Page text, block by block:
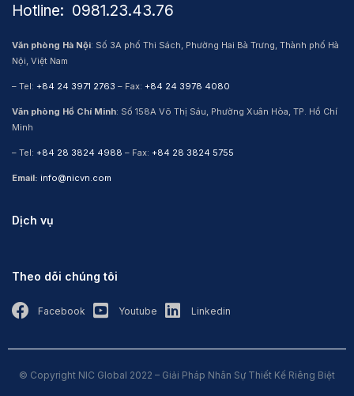
Hotline: ​ 0981.23.43.76
Văn phòng Hà Nội: Số 3A phố Thi Sách, Phường Hai Bà Trưng, Thành phố Hà
Nội, Việt Nam
– Tel: +84 24 3971 2763 – Fax: +84 24 3978 4080
Văn phòng Hồ Chí Minh: Số 158A Võ Thị Sáu, Phường Xuân Hòa, TP. Hồ Chí
Minh
– Tel: +84 28 3824 4988 – Fax: +84 28 3824 5755
Email: info@nicvn.com
Dịch vụ
Theo dõi chúng tôi
Facebook Youtube Linkedin
© Copyright NIC Global 2022 – Giải Pháp Nhân Sự Thiết Kế Riêng Biệt